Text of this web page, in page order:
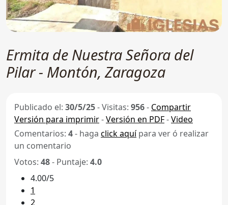
Ermita de Nuestra Señora del
Pilar - Montón, Zaragoza
Publicado el: 30/5/25-Visitas: 956- Compartir
Versión para imprimir-Versión en PDF-Video
Comentarios: 4- haga click aquípara ver ó realizar
un comentario
Votos: 48- Puntaje: 4.0
4.00/5
1
2